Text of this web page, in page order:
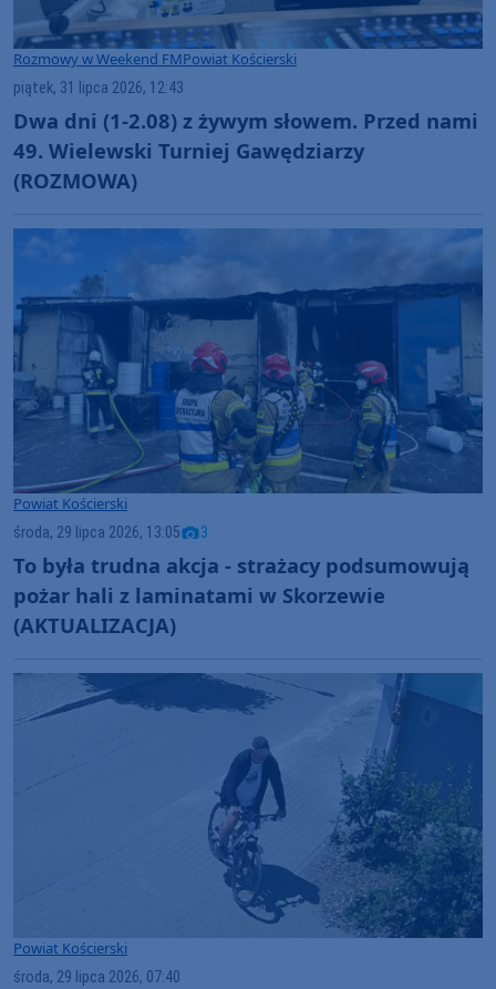
Rozmowy w Weekend FMPowiat Kościerski
piątek, 31 lipca 2026, 12:43
Dwa dni (1-2.08) z żywym słowem. Przed nami
49. Wielewski Turniej Gawędziarzy
(ROZMOWA)
Powiat Kościerski
środa, 29 lipca 2026, 13:05 3
To była trudna akcja - strażacy podsumowują
pożar hali z laminatami w Skorzewie
(AKTUALIZACJA)
Powiat Kościerski
środa, 29 lipca 2026, 07:40